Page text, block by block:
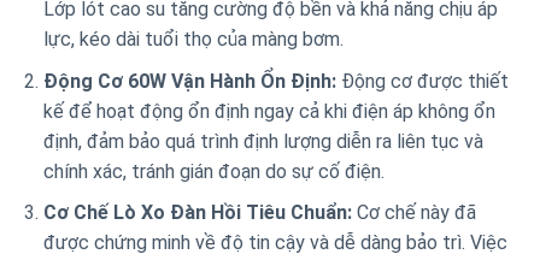
Lớp lót cao su tăng cường độ bền và khả năng chịu áp
lực, kéo dài tuổi thọ của màng bơm.
Động Cơ 60W Vận Hành Ổn Định:Động cơ được thiết
kế để hoạt động ổn định ngay cả khi điện áp không ổn
định, đảm bảo quá trình định lượng diễn ra liên tục và
chính xác, tránh gián đoạn do sự cố điện.
Cơ Chế Lò Xo Đàn Hồi Tiêu Chuẩn:Cơ chế này đã
được chứng minh về độ tin cậy và dễ dàng bảo trì. Việc